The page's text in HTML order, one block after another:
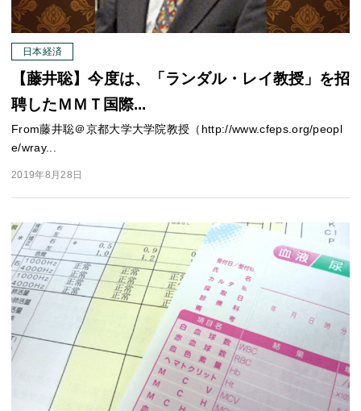
日本経済
【藤井聡】今度は、「ランダル・レイ教授」を招
聘したＭＭＴ国際...
From藤井聡＠京都大学大学院教授（http://www.cfeps.org/peopl
e/wray...
2019年8月28日